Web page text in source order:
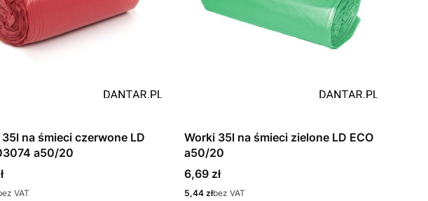
na śmieci czerwone LD
a50/20
VAT
Worki 35l na śmieci zielone LD ECO
a50/20
Cena
6,69 zł
Cena
5,44 złbez VAT